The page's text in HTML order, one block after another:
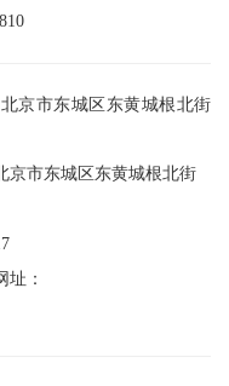
京市东城区东黄城根北街
京市东城区东黄城根北街
：